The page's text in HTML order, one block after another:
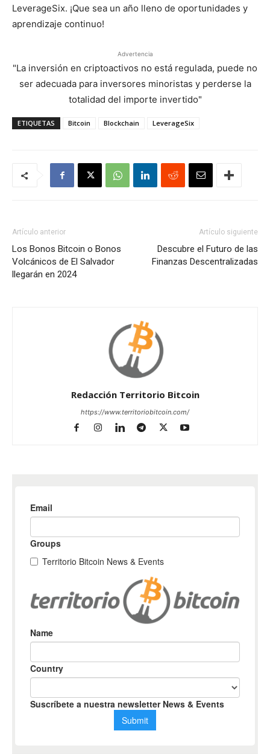
LeverageSix. ¡Que sea un año lleno de oportunidades y
aprendizaje continuo!
Advertencia
"La inversión en criptoactivos no está regulada, puede no
ser adecuada para inversores minoristas y perderse la
totalidad del importe invertido"
ETIQUETAS Bitcoin Blockchain LeverageSix
Artículo anterior
Los Bonos Bitcoin o Bonos
Volcánicos de El Salvador
llegarán en 2024
Artículo siguiente
Descubre el Futuro de las
Finanzas Descentralizadas
Redacción Territorio Bitcoin
https://www.territoriobitcoin.com/